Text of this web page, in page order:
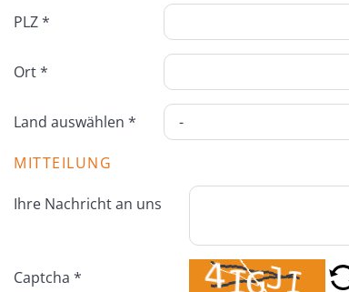
PLZ *
Ort *
Land auswählen *
MITTEILUNG
Ihre Nachricht an uns
Captcha *